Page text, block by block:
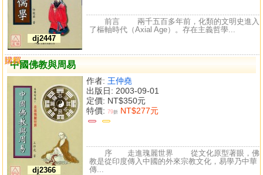
dj2447
前言 兩千五百多年前，化類的文明史進入
了樞軸時代（Axial Age）。存在主義哲學...
中國佛教與周易
dj2366
作者: 王仲堯
出版日: 2003-09-01
定價: NT$350元
特價: 79折 NT$277元
購買
比較
序 走進瑰麗世界 從文化原型著眼，佛
教是從印度傳入中國的外來宗教文化，易學乃中華
傳...